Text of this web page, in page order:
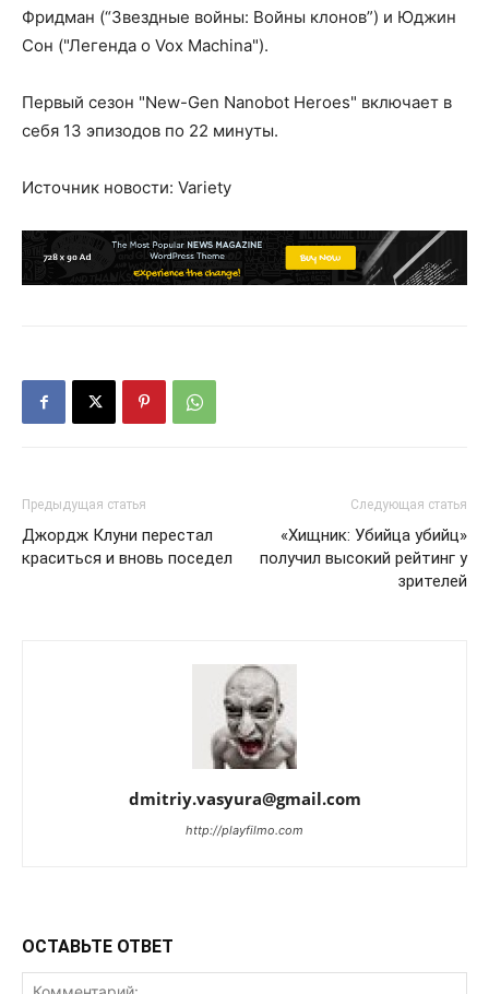
Фридман (“Звездные войны: Войны клонов”) и Юджин
Сон ("Легенда о Vox Machina").
Первый сезон "New-Gen Nanobot Heroes" включает в
себя 13 эпизодов по 22 минуты.
Источник новости: Variety
Предыдущая статья
Джордж Клуни перестал
краситься и вновь поседел
Следующая статья
«Хищник: Убийца убийц»
получил высокий рейтинг у
зрителей
dmitriy.vasyura@gmail.com
http://playfilmo.com
ОСТАВЬТЕ ОТВЕТ